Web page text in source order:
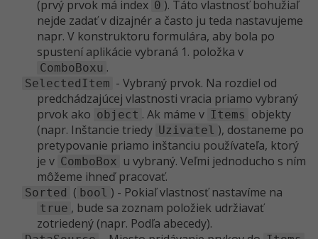
(prvý prvok má index 0 ). Táto vlastnosť bohužiaľ
nejde zadať v dizajnér a často ju teda nastavujeme
napr. V konstruktoru formulára, aby bola po
spustení aplikácie vybraná 1. položka v
ComboBoxu .
SelectedItem - Vybraný prvok. Na rozdiel od
predchádzajúcej vlastnosti vracia priamo vybraný
prvok ako object . Ak máme v Items objekty
(napr. Inštancie triedy Uzivatel ), dostaneme po
pretypovanie priamo inštanciu používateľa, ktorý
je v ComboBox u vybraný. Veľmi jednoducho s ním
môžeme ihneď pracovať.
Sorted ( bool ) - Pokiaľ vlastnosť nastavíme na
true , bude sa zoznam položiek udržiavať
zotriedený (napr. Podľa abecedy).